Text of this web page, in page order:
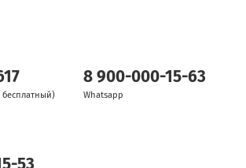
8 900-000-15-63
Whatsapp